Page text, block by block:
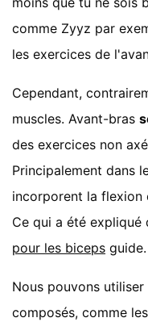
comme Zyyz par
les exercices de
Cependant,
muscles. Avant-bras
des exercices non
Principalement dans
incorporent la flexion
Ce qui a été expliqué
pour les biceps guide.
Nous pouvons
composés, comme